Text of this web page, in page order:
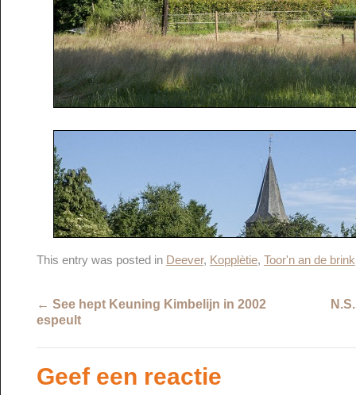
This entry was posted in Deever, Kopplètie, Toor'n an de brink
← See hept Keuning Kimbelijn in 2002
espeult
Geef een reactie